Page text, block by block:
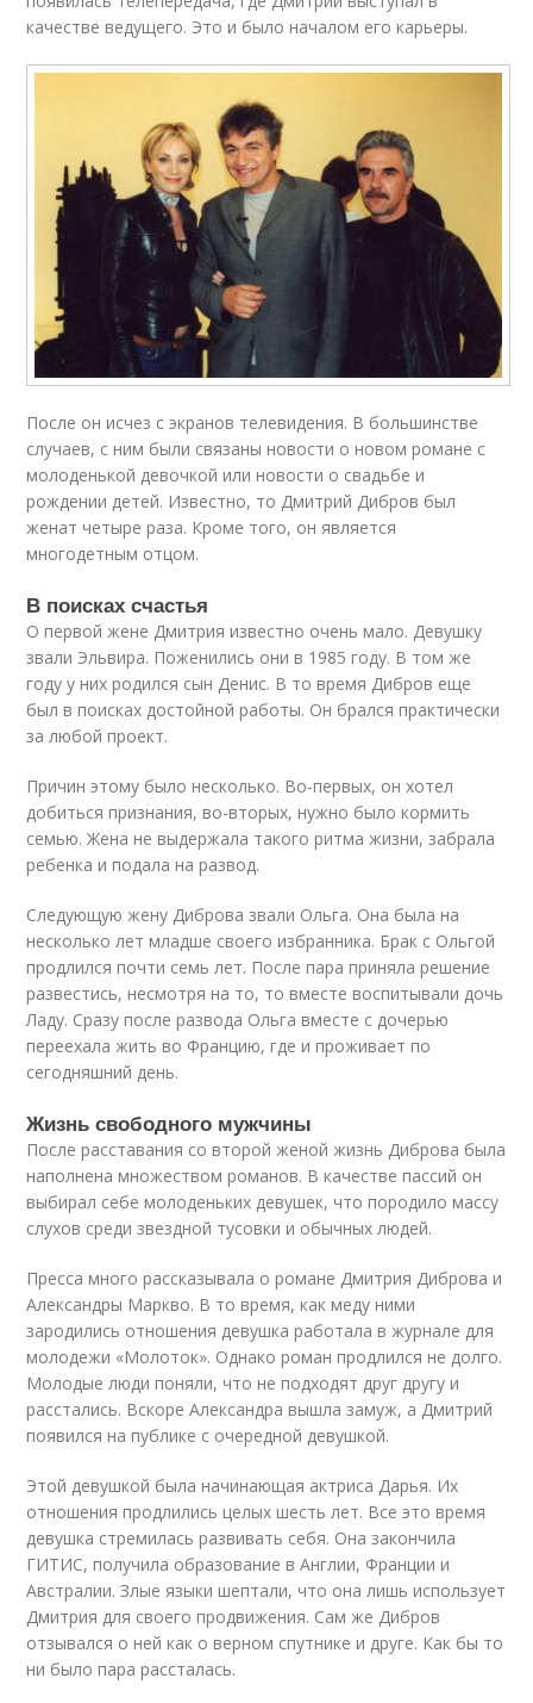
качестве ведущего. Это и было началом его карьеры.
После он исчез с экранов телевидения. В большинстве
случаев, с ним были связаны новости о новом романе с
молоденькой девочкой или новости о свадьбе и
рождении детей. Известно, то Дмитрий Дибров был
женат четыре раза. Кроме того, он является
многодетным отцом.
В поисках счастья
О первой жене Дмитрия известно очень мало. Девушку
звали Эльвира. Поженились они в 1985 году. В том же
году у них родился сын Денис. В то время Дибров еще
был в поисках достойной работы. Он брался практически
за любой проект.
Причин этому было несколько. Во-первых, он хотел
добиться признания, во-вторых, нужно было кормить
семью. Жена не выдержала такого ритма жизни, забрала
ребенка и подала на развод.
Следующую жену Диброва звали Ольга. Она была на
несколько лет младше своего избранника. Брак с Ольгой
продлился почти семь лет. После пара приняла решение
развестись, несмотря на то, то вместе воспитывали дочь
Ладу. Сразу после развода Ольга вместе с дочерью
переехала жить во Францию, где и проживает по
сегодняшний день.
Жизнь свободного мужчины
После расставания со второй женой жизнь Диброва была
наполнена множеством романов. В качестве пассий он
выбирал себе молоденьких девушек, что породило массу
слухов среди звездной тусовки и обычных людей.
Пресса много рассказывала о романе Дмитрия Диброва и
Александры Маркво. В то время, как меду ними
зародились отношения девушка работала в журнале для
молодежи «Молоток». Однако роман продлился не долго.
Молодые люди поняли, что не подходят друг другу и
расстались. Вскоре Александра вышла замуж, а Дмитрий
появился на публике с очередной девушкой.
Этой девушкой была начинающая актриса Дарья. Их
отношения продлились целых шесть лет. Все это время
девушка стремилась развивать себя. Она закончила
ГИТИС, получила образование в Англии, Франции и
Австралии. Злые языки шептали, что она лишь использует
Дмитрия для своего продвижения. Сам же Дибров
отзывался о ней как о верном спутнике и друге. Как бы то
ни было пара рассталась.